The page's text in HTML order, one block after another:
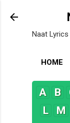
Naat
HOME
A B
L
M